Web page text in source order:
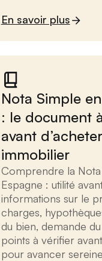
En savoir plus
Nota Simple
: le document
avant
immobilier
Comprendre la
Espagne : utilité
informations sur le
charges,
du bien, demande
points à vérifier
pour avancer